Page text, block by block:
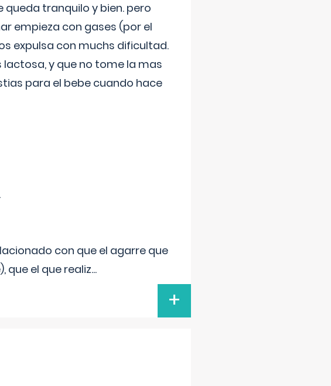
queda tranquilo y bien. pero
empieza con gases (por el
expulsa con muchs dificultad.
lactosa, y que no tome la mas
para el bebe cuando hace
con que el agarre que
que el que realiz...
+